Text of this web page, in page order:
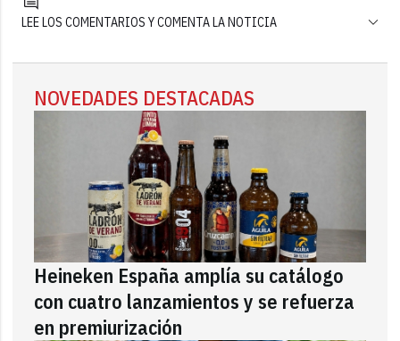
LEE LOS COMENTARIOS Y COMENTA LA NOTICIA
NOVEDADES DESTACADAS
Heineken España amplía su catálogo
con cuatro lanzamientos y se refuerza
en premiurización